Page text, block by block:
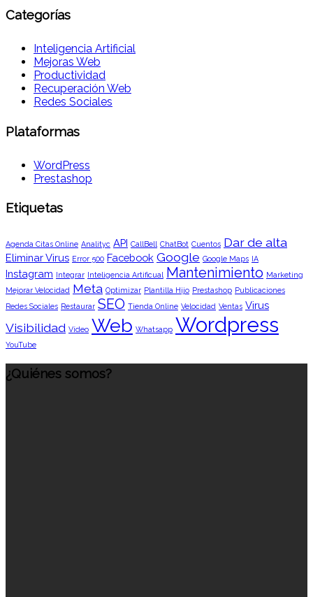
Categorías
Inteligencia Artificial
Mejoras Web
Productividad
Recuperación Web
Redes Sociales
Plataformas
WordPress
Prestashop
Etiquetas
Agenda Citas Online Analityc API CallBell ChatBot Cuentos Dar de alta
Eliminar Virus Error 500 Facebook Google Google Maps IA
Instagram Integrar Inteligencia Artificual Mantenimiento Marketing
Mejorar Velocidad Meta Optimizar Plantilla Hijo Prestashop Publicaciones
Redes Sociales Restaurar SEO Tienda Online Velocidad Ventas Virus
Visibilidad Vídeo Web Whatsapp Wordpress
YouTube
¿Quiénes somos?